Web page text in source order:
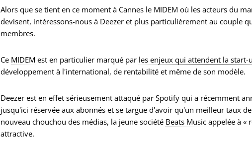
Alors que se tient en ce moment à Cannes le MIDEM où les acteurs du
devisent, intéressons-nous à Deezer et plus particulièrement au couple
membres.
Ce MIDEM est en particulier marqué par les enjeux qui attendent la start-
développement à l'international, de rentabilité et même de son modèle.
Deezer est en effet sérieusement attaqué parSpotify qui a récemment
jusqu'ici réservée aux abonnés et se targue d'avoir qu'un meilleur taux
nouveau chouchou des médias, la jeune société Beats Music appelée à «
attractive.